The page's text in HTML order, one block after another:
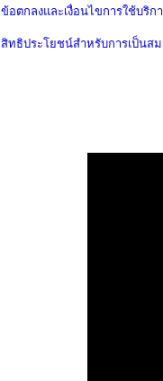
ข้อตกลงและเงื่อนไขการใช้บริก
สิทธิประโยชน์สำหรับการเป็นส